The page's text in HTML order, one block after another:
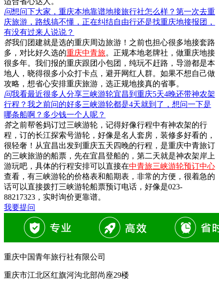
问想问下大家，重庆本地靠谱地接旅行社怎么样？第一次去重
庆旅游，路线搞不懂，正在纠结自由行还是找重庆地接报团，
有没有过来人说说？
答我们团建就是选的重庆周边旅游！之前也担心很多地接套路
多，对比好久选的重庆中青旅。正规本地老牌社，做重庆地接
很多年。我们报的重庆跟团小包团，纯玩不赶路，导游都是本
地人，晓得很多小众打卡点，避开网红人群。如果不想自己做
攻略，想省心安排重庆旅游，选正规地接真的省事。
问我看最近很多人分享三峡游轮宜昌到重庆5天4晚还带神农架
行程？我之前问的好多三峡游轮都是4天就到了，想问一下是
哪条船啊？多少钱一个人呢？
答之前帮爸妈订过三峡游轮，记得好像行程中有神农架的行
程，订的长江探索号游轮，好像是名人套房，装修多好看的，
很轻奢！从宜昌出发到重庆五天四晚的行程，是重庆中青旅订
的三峡旅游的船票，先在宜昌登船的，第二天就是神农架岸上
游玩吧，具体的行程安排可以直接在中青旅三峡游轮预订中心
查看，有三峡游轮的价格表和船期表，非常的方便，很着急的
话可以直接拨打三峡游轮船票预订电话，好像是023-
88217323，实时询价更靠谱。
我要提问
重庆中国青年旅行社有限公司
重庆市江北区红旗河沟北部尚座29楼